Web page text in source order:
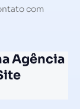
com
Agência